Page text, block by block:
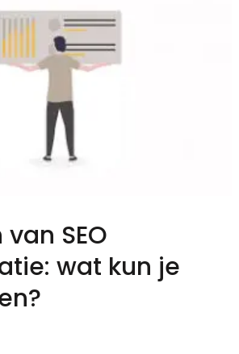
SEO
wat kun je